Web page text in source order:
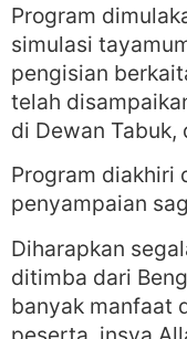
Program
simulasi
pengisian
telah
di Dewan
Program diakhiri
penyampaian
Diharapkan
ditimba dari
banyak manfaat